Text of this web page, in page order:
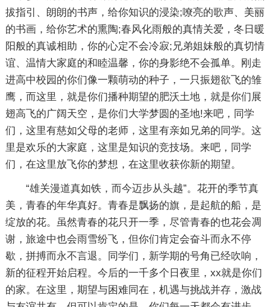
拔指引、朗朗的书声，给你知识的浸染;嘹亮的歌声、美丽
的书画，给你艺术的熏陶;春风化雨般的真情关爱，冬日暖
阳般的真诚相助，你的心定不会冷寂;兄弟姐妹般的真切情
谊、温情大家庭的和睦温馨，你的身影绝不会孤单。刚走
进高中校园的你们像一颗萌动的种子，一只振翅欲飞的雏
鹰，而这里，就是你们播种期望的肥沃土地，就是你们展
翅高飞的广阔天空，是你们大学梦圆的圣地!来吧，同学
们，这里有慈如父母的老师，这里有亲如兄弟的同学。这
里是欢乐的大家庭，这里是知识的竞技场。来吧，同学
们，在这里放飞你的梦想，在这里收获你新的期望。
“雄关漫道真如铁，而今迈步从头越”。花开的季节真
美，青春的年华真好。青春是飘扬的旗，是起航的船，是
绽放的花。虽然青春的花只开一季，尽管青春的也花会凋
谢，旅途中也会雨雪纷飞，但你们肯定会奋斗而永不停
歇，拼搏而永不言退。同学们，新学期的号角已经吹响，
新的征程开始启程。今后的一千多个日夜里，xx就是你们
的家。在这里，期望与困难同在，机遇与挑战并存，激战